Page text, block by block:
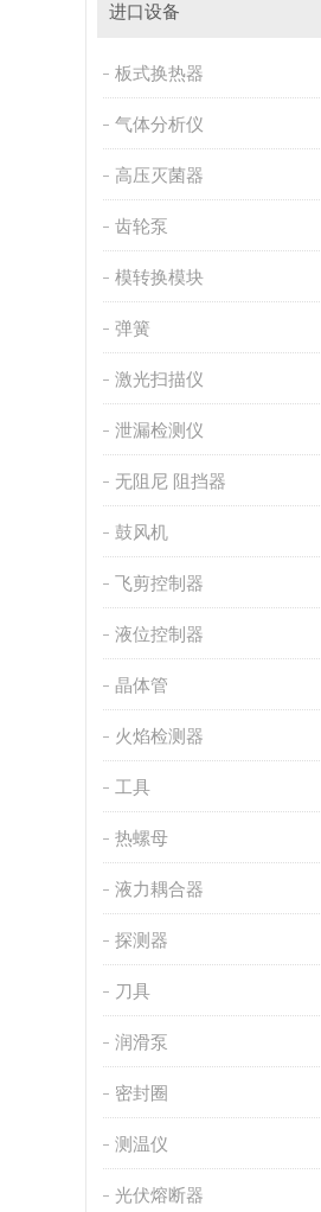
进口设备
板式换热器
气体分析仪
高压灭菌器
齿轮泵
模转换模块
弹簧
激光扫描仪
泄漏检测仪
无阻尼 阻挡器
鼓风机
飞剪控制器
液位控制器
晶体管
火焰检测器
工具
热螺母
液力耦合器
探测器
刀具
润滑泵
密封圈
测温仪
光伏熔断器